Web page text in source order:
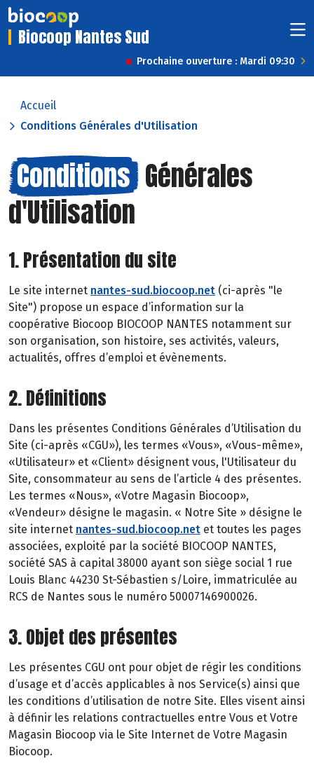
Biocoop Nantes Sud
Prochaine ouverture : Mardi 09:30
Accueil
Conditions Générales d'Utilisation
Conditions Générales
d'Utilisation
1. Présentation du site
Le site internet nantes-sud.biocoop.net (ci-après "le
Site") propose un espace d’information sur la
coopérative Biocoop BIOCOOP NANTES notamment sur
son organisation, son histoire, ses activités, valeurs,
actualités, offres d’emploi et évènements.
2. Définitions
Dans les présentes Conditions Générales d’Utilisation du
Site (ci-après «CGU»), les termes «Vous», «Vous-même»,
«Utilisateur» et «Client» désignent vous, l'Utilisateur du
Site, consommateur au sens de l’article 4 des présentes.
Les termes «Nous», «Votre Magasin Biocoop»,
«Vendeur» désigne le magasin. « Notre Site » désigne le
site internet nantes-sud.biocoop.net et toutes les pages
associées, exploité par la société BIOCOOP NANTES,
société SAS à capital 38000 ayant son siège social 1 rue
Louis Blanc 44230 St-Sébastien s/Loire, immatriculée au
RCS de Nantes sous le numéro 50007146900026.
3. Objet des présentes
Les présentes CGU ont pour objet de régir les conditions
d’usage et d’accès applicables à nos Service(s) ainsi que
les conditions d’utilisation de notre Site. Elles visent ainsi
à définir les relations contractuelles entre Vous et Votre
Magasin Biocoop via le Site Internet de Votre Magasin
Biocoop.